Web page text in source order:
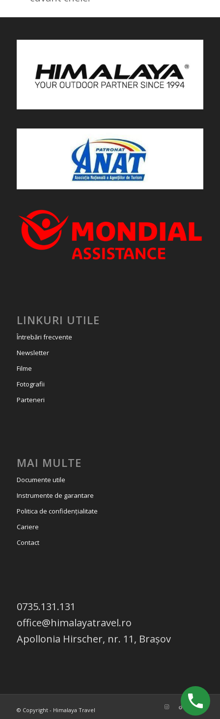
LINKURI UTILE
Întrebări frecvente
Newsletter
Filme
Fotografii
Parteneri
MAI MULTE
Documente utile
Instrumente de garantare
Politica de confidențialitate
Cariere
Contact
0735.131.131
office@himalayatravel.ro
Apollonia Hirscher, nr. 11, Brașov
© Copyright - Himalaya Travel